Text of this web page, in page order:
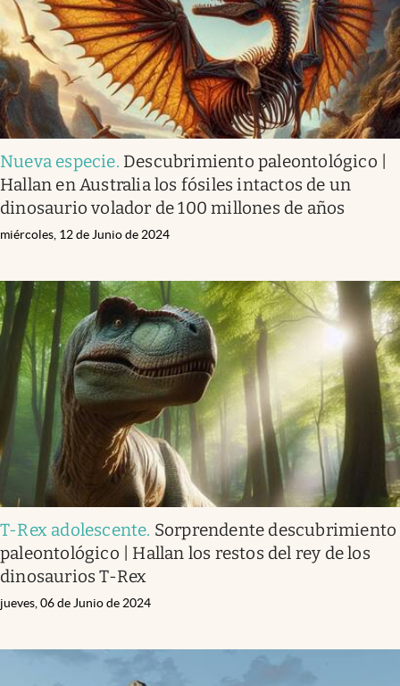
Nueva especie. Descubrimiento paleontológico |
Hallan en Australia los fósiles intactos de un
dinosaurio volador de 100 millones de años
miércoles, 12 de Junio de 2024
T-Rex adolescente. Sorprendente descubrimiento
paleontológico | Hallan los restos del rey de los
dinosaurios T-Rex
jueves, 06 de Junio de 2024